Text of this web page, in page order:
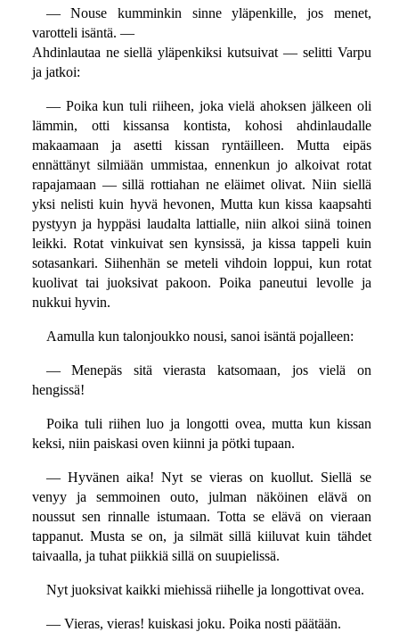
— Nouse kumminkin sinne yläpenkille, jos menet,
varotteli isäntä. —
Ahdinlautaa ne siellä yläpenkiksi kutsuivat — selitti Varpu
ja jatkoi:
— Poika kun tuli riiheen, joka vielä ahoksen jälkeen oli
lämmin, otti kissansa kontista, kohosi ahdinlaudalle
makaamaan ja asetti kissan ryntäilleen. Mutta eipäs
ennättänyt silmiään ummistaa, ennenkun jo alkoivat rotat
rapajamaan — sillä rottiahan ne eläimet olivat. Niin siellä
yksi nelisti kuin hyvä hevonen, Mutta kun kissa kaapsahti
pystyyn ja hyppäsi laudalta lattialle, niin alkoi siinä toinen
leikki. Rotat vinkuivat sen kynsissä, ja kissa tappeli kuin
sotasankari. Siihenhän se meteli vihdoin loppui, kun rotat
kuolivat tai juoksivat pakoon. Poika paneutui levolle ja
nukkui hyvin.
Aamulla kun talonjoukko nousi, sanoi isäntä pojalleen:
— Menepäs sitä vierasta katsomaan, jos vielä on
hengissä!
Poika tuli riihen luo ja longotti ovea, mutta kun kissan
keksi, niin paiskasi oven kiinni ja pötki tupaan.
— Hyvänen aika! Nyt se vieras on kuollut. Siellä se
venyy ja semmoinen outo, julman näköinen elävä on
noussut sen rinnalle istumaan. Totta se elävä on vieraan
tappanut. Musta se on, ja silmät sillä kiiluvat kuin tähdet
taivaalla, ja tuhat piikkiä sillä on suupielissä.
Nyt juoksivat kaikki miehissä riihelle ja longottivat ovea.
— Vieras, vieras! kuiskasi joku. Poika nosti päätään.